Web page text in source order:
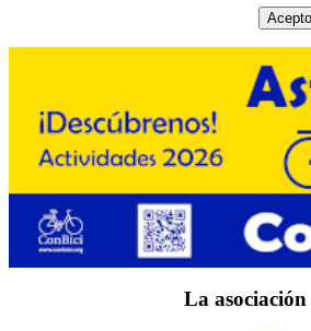
Acepto
La asociación